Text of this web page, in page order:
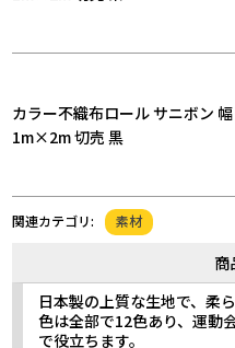
カラー不織布ロール サニボン 幅
1m×2m 切売 黒
関連カテゴリ: 素材
商
日本製の上質な生地で、柔
色は全部で12色あり、運動
で役立ちます。